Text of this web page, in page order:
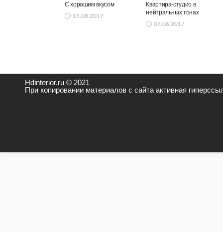
С хорошим вкусом
15.08.2017
Квартира-студио в
нейтральных тонах
07.06.2017
Hdinterior.ru © 2021
При копировании материалов с сайта активная